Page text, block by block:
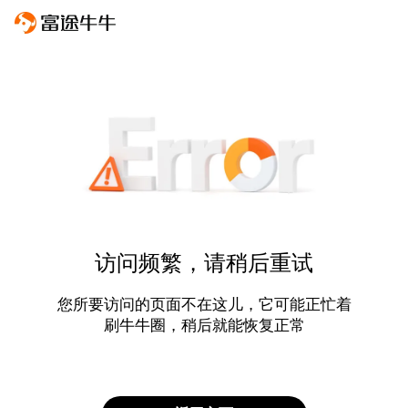
访问频繁，请稍后重试
您所要访问的页面不在这儿，它可能正忙着
刷牛牛圈，稍后就能恢复正常